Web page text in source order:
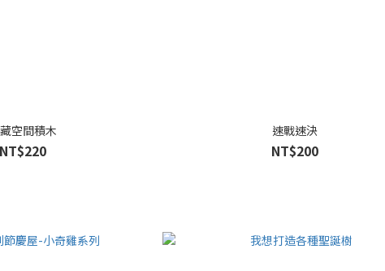
空間積木 速戰速決
NT$200